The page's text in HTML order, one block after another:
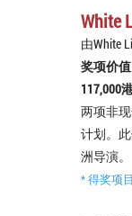
White
由White
奖项价
117,000
两项非
计划。
洲导演。
* 得奖项